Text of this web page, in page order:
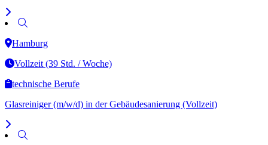
Hamburg
Vollzeit (39 Std. / Woche)
technische Berufe
Glasreiniger (m/w/d) in der Gebäudesanierung (Vollzeit)